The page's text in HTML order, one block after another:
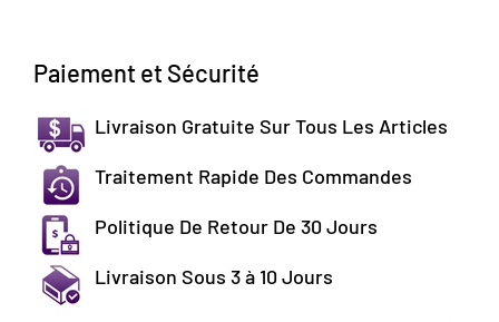
Paiement et Sécurité
Livraison Gratuite Sur Tous Les Articles
Traitement Rapide Des Commandes
Politique De Retour De 30 Jours
Livraison Sous 3 à 10 Jours